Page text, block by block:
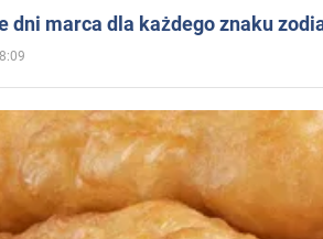
dni marca dla każdego znaku